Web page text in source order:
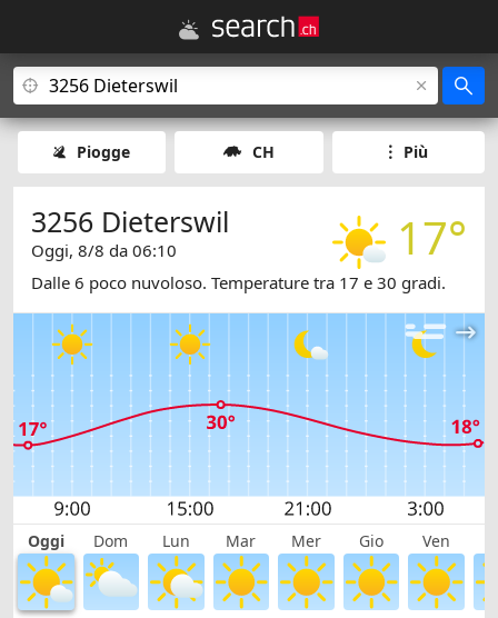
Piogge CH Più
17°
3256 Dieterswil
Oggi, 8/8 da 06:10
Dalle 6 poco nuvoloso. Temperature tra 17 e 30 gradi.
Oggi Dom Lun Mar Mer Gio Ven